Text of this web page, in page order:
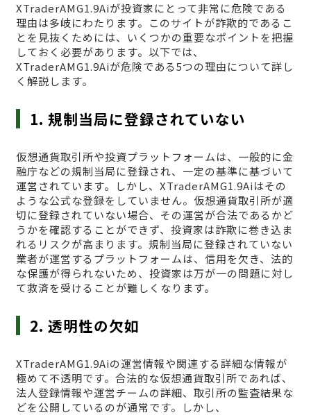
XTraderAMG1.9Aiが投資家にとって非常に危険である
理由は多岐にわたります。このサイトが詐欺的であるこ
とを見抜くためには、いくつかの重要なポイントを把握
しておく必要があります。以下では、
XTraderAMG1.9Aiが危険である5つの理由について詳し
く解説します。
1. 規制当局に登録されていない
仮想通貨取引所や投資プラットフォームは、一般的に金
融庁などの規制当局に登録され、一定の基準に基づいて
運営されています。しかし、XTraderAMG1.9Aiはその
ような公式な登録をしていません。仮想通貨取引所が適
切に登録されていない場合、その運営が合法であるかど
うかを確認することができず、投資家は詐欺に巻き込ま
れるリスクが高まります。規制当局に登録されていない
業者が運営するプラットフォームは、信用を欠き、法的
な保護が得られないため、投資家は万が一の問題に対し
て救済を受けることが難しくなります。
2. 透明性の欠如
XTraderAMG1.9Aiの運営情報や関連する詳細な情報が
極めて不透明です。合法的な仮想通貨取引所であれば、
法人登録情報や運営チームの詳細、取引所の監査結果な
どを公開しているのが通常です。しかし、